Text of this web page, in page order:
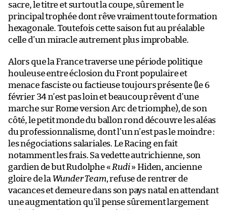
sacre, le titre et surtout la coupe, sûrement le
principal trophée dont rêve vraiment toute formation
hexagonale. Toutefois cette saison fut au préalable
celle d’un miracle autrement plus improbable.
Alors que la France traverse une période politique
houleuse entre éclosion du Front populaire et
menace fasciste ou factieuse toujours présente (le 6
février 34 n’est pas loin et beaucoup rêvent d’une
marche sur Rome version Arc de triomphe), de son
côté, le petit monde du ballon rond découvre les aléas
du professionnalisme, dont l’un n’est pas le moindre :
les négociations salariales. Le Racing en fait
notamment les frais. Sa vedette autrichienne, son
gardien de but Rudolphe « Rudi» Hiden, ancienne
gloire de la Wunder Team, refuse de rentrer de
vacances et demeure dans son pays natal en attendant
une augmentation qu’il pense sûrement largement